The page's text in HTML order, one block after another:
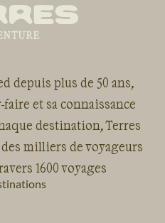
depuis plus de 50 ans,
et sa connaissance
destination, Terres
milliers de voyageurs
1600 voyages